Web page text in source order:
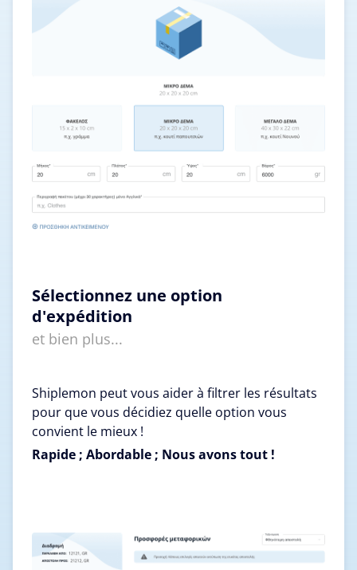
Sélectionnez une option
d'expédition
et bien plus...
Shiplemon peut vous aider à filtrer les résultats
pour que vous décidiez quelle option vous
convient le mieux !
Rapide ; Abordable ; Nous avons tout !